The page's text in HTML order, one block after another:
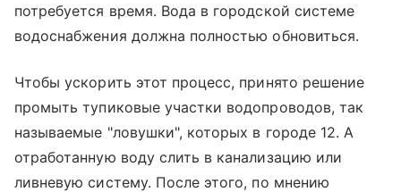
потребуется время. Вода в городской системе
водоснабжения должна полностью обновиться.
Чтобы ускорить этот процесс, принято решение
промыть тупиковые участки водопроводов, так
называемые "ловушки", которых в городе 12. А
отработанную воду слить в канализацию или
ливневую систему. После этого, по мнению